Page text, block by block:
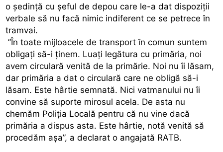
o ședință cu șeful de depou care le-a dat dispoziții
verbale să nu facă nimic indiferent ce se petrece în
tramvai.
”În toate mijloacele de transport în comun suntem
obligați să-i ținem. Luați legătura cu primăria, noi
avem circulară venită de la primărie. Noi nu îi lăsam,
dar primăria a dat o circulară care ne obligă să-i
lăsam. Este hârtie semnată. Nici vatmanului nu îi
convine să suporte mirosul acela. De asta nu
chemăm Poliția Locală pentru că nu vine dacă
primăria a dispus asta. Este hârtie, notă venită să
procedăm așa”, a declarat o angajată RATB.